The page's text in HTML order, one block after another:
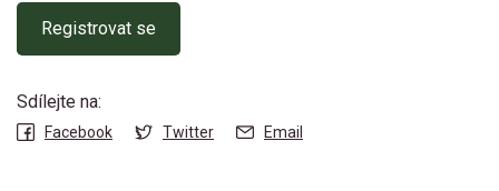
Registrovat se
Sdílejte na:
Facebook Twitter Email